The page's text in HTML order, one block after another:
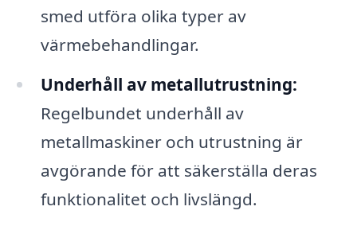
smed utföra olika typer av
värmebehandlingar.
Underhåll av metallutrustning:
Regelbundet underhåll av
metallmaskiner och utrustning är
avgörande för att säkerställa deras
funktionalitet och livslängd.